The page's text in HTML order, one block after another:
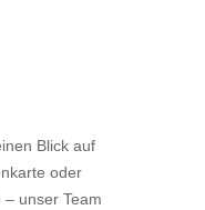
Blick auf
oder
unser Team